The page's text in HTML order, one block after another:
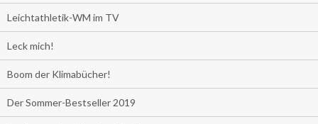
Leichtathletik-WM im TV
Leck mich!
Boom der Klimabücher!
Der Sommer-Bestseller 2019